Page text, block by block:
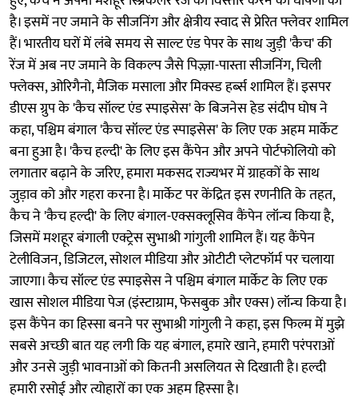
है। इसमें नए जमाने के सीजनिंग और क्षेत्रीय स्वाद से प्रेरित फ्लेवर शामिल
हैं। भारतीय घरों में लंबे समय से साल्ट एंड पेपर के साथ जुड़ी 'कैच' की
रेंज में अब नए जमाने के विकल्प जैसे पिज़्ज़ा-पास्ता सीजनिंग, चिली
फ्लेक्स, ओरिगैनो, मैजिक मसाला और मिक्स्ड हर्ब्स शामिल हैं। इसपर
डीएस ग्रुप के 'कैच सॉल्ट एंड स्पाइसेस' के बिजनेस हेड संदीप घोष ने
कहा, पश्चिम बंगाल 'कैच सॉल्ट एंड स्पाइसेस' के लिए एक अहम मार्केट
बना हुआ है। 'कैच हल्दी' के लिए इस कैंपेन और अपने पोर्टफोलियो को
लगातार बढ़ाने के जरिए, हमारा मकसद राज्यभर में ग्राहकों के साथ
जुड़ाव को और गहरा करना है। मार्केट पर केंद्रित इस रणनीति के तहत,
कैच ने 'कैच हल्दी' के लिए बंगाल-एक्सक्लूसिव कैंपेन लॉन्च किया है,
जिसमें मशहूर बंगाली एक्ट्रेस सुभाश्री गांगुली शामिल हैं। यह कैंपेन
टेलीविजन, डिजिटल, सोशल मीडिया और ओटीटी प्लेटफॉर्म पर चलाया
जाएगा। कैच सॉल्ट एंड स्पाइसेस ने पश्चिम बंगाल मार्केट के लिए एक
खास सोशल मीडिया पेज (इंस्टाग्राम, फेसबुक और एक्स) लॉन्च किया है।
इस कैंपेन का हिस्सा बनने पर सुभाश्री गांगुली ने कहा, इस फिल्म में मुझे
सबसे अच्छी बात यह लगी कि यह बंगाल, हमारे खाने, हमारी परंपराओं
और उनसे जुड़ी भावनाओं को कितनी असलियत से दिखाती है। हल्दी
हमारी रसोई और त्योहारों का एक अहम हिस्सा है।